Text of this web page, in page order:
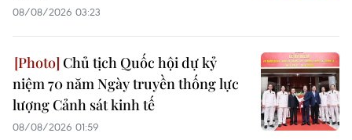
08/08/2026 03:23
Chủ tịch Quốc hội dự kỷ
niệm 70 năm Ngày truyền thống lực
lượng Cảnh sát kinh tế
08/08/2026 01:59